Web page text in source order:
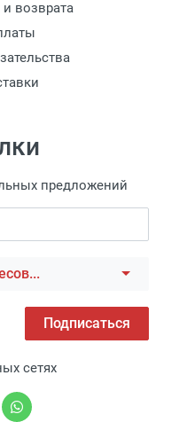
возврата
предложений
Подписаться
сетях